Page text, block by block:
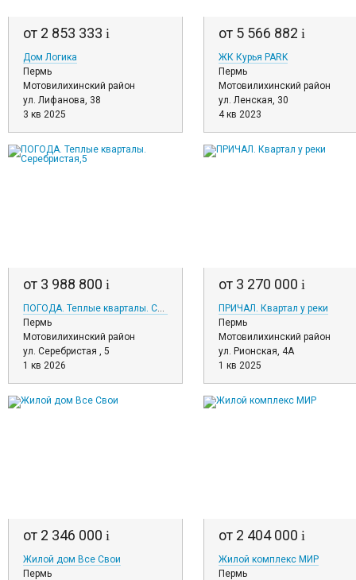
от 2 853 333 i
Дом Логика
Пермь
Мотовилихинский район
ул. Лифанова, 38
3 кв 2025
от 5 566 882 i
ЖК Курья PARK
Пермь
Мотовилихинский район
ул. Ленская, 30
4 кв 2023
от 3 988 800 i
ПОГОДА. Теплые кварталы. Серебристая,5
Пермь
Мотовилихинский район
ул. Серебристая , 5
1 кв 2026
от 3 270 000 i
ПРИЧАЛ. Квартал у реки
Пермь
Мотовилихинский район
ул. Рионская, 4А
1 кв 2025
от 2 346 000 i
Жилой дом Все Свои
Пермь
от 2 404 000 i
Жилой комплекс МИР
Пермь